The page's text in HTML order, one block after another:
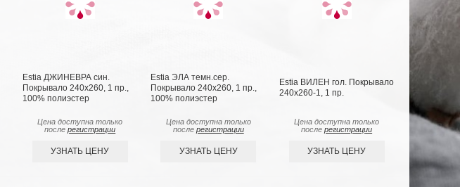
Estia ДЖИНЕВРА син.
Покрывало 240х260, 1 пр.,
100% полиэстер
Цена доступна только
послерегистрации
УЗНАТЬ ЦЕНУ
Estia ЭЛА темн.сер.
Покрывало 240х260, 1 пр.,
100% полиэстер
Цена доступна только
после регистрации
УЗНАТЬ ЦЕНУ
Estia ВИЛЕН гол. Покрывало
240х260-1, 1 пр.
Цена доступна только
послерегистрации
УЗНАТЬ ЦЕНУ